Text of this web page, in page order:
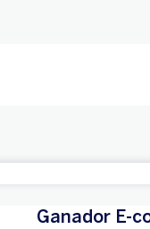
Ganador E-